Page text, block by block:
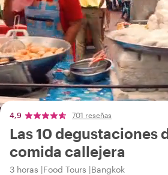
4,9 701 reseñas
Las 10 degustaciones
comida callejera
3 horas Food Tours Bangkok